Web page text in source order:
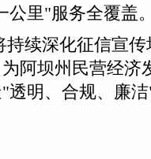
公里"服务全覆盖
续深化征信宣
阿坝州民营经济
透明、合规、廉